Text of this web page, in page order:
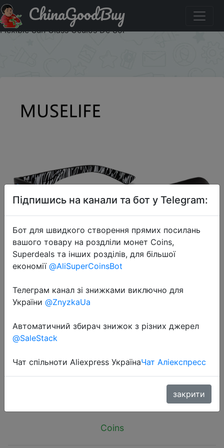
Придбати по акціи 2024 Polarized UV400 Sunglasse Men
Dazzle Color Driver Classic Retro Brand Designer Light
Flexible Sun Glass Oculos De Sol
ChinaGoodBuy
2024-07-08
2024 Polarized UV400 Sunglasse
Men Dazzle Color Driver Classic
Retro Brand Designer Light Flexible
Coins
Підпишись на канали та бот у Telegram:
Бот для швидкого створення прямих посилань
вашого товару на роздліли монет Coins,
Superdeals та інших розділів, для більшої
економії @AliSuperCoinsBot
Телеграм канал зі знижками виключно для
України @ZnyzkaUa
Автоматичний збирач знижок з різних джерел
@SaleStack
Чат спільноти Aliexpress УкраїнаЧат Аліекспресс
закрити